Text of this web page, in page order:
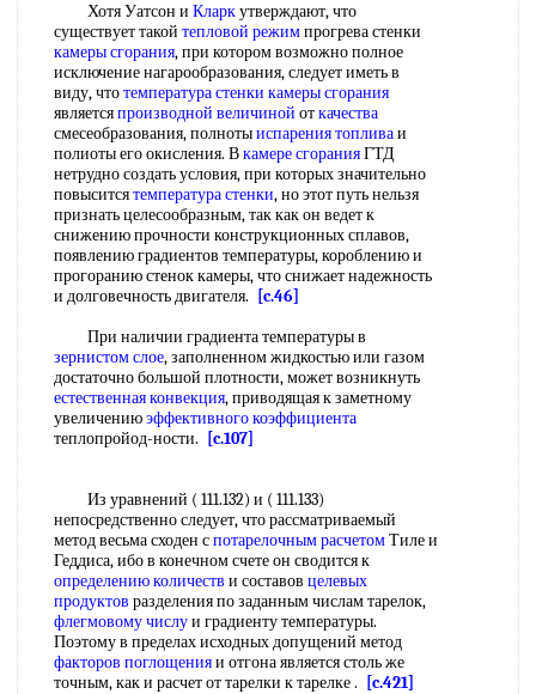
Хотя Уатсон и Кларкутверждают, что
существует такой тепловой режимпрогрева стенки
камеры сгорания, при котором возможно полное
исключение нагарообразования, следует иметь в
виду, чтотемпература стенки камеры сгорания
являетсяпроизводной величиной откачества
смесеобразования, полнотыиспарения топливаи
полиоты его окисления. Вкамере сгоранияГТД
нетрудно создать условия, при которых значительно
повыситсятемпература стенки, но этот путь нельзя
признать целесообразным, так как он ведет к
снижению прочности конструкционных сплавов,
появлению градиентов температуры, короблению и
прогоранию стенок камеры, что снижает надежность
и долговечность двигателя.
[c.46]
При наличии градиента температуры в
зернистом слое, заполненном жидкостью или газом
достаточно большой плотности, может возникнуть
естественная конвекция, приводящая к заметному
увеличениюэффективного коэффициента
теплопройод-ности.
[c.107]
Из уравнений ( 111.132) и ( 111.133)
непосредственно следует, что рассматриваемый
метод весьма сходен спотарелочным расчетомТиле и
Геддиса, ибо в конечном счете он сводится к
определению количеств и составов целевых
продуктов разделения по заданным числам тарелок,
флегмовому числуи градиенту температуры.
Поэтому в пределах исходных допущений метод
факторов поглощенияи отгона является столь же
точным, как и расчет от тарелки к тарелке .
[c.421]